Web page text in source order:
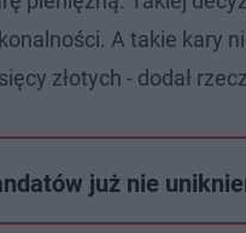
A takie kary
złotych - dodał
już nie